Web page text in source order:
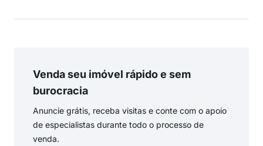
Venda seu imóvel rápido e sem
burocracia
Anuncie grátis, receba visitas e conte com o apoio
de especialistas durante todo o processo de
venda.